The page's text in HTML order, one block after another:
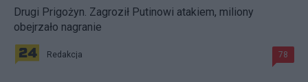
Drugi Prigożyn. Zagroził Putinowi atakiem, miliony
obejrzało nagranie
Redakcja 78